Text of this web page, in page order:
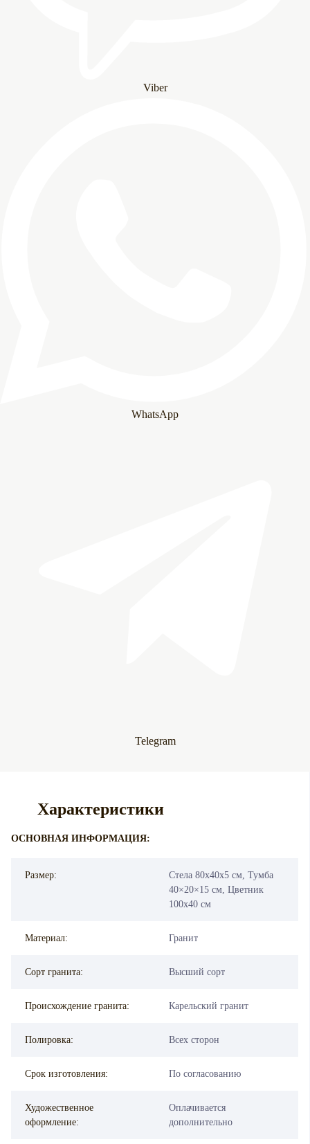
Viber
WhatsApp
Telegram
Характеристики
ОСНОВНАЯ ИНФОРМАЦИЯ:
Размер:
Стела 80х40х5 см, Тумба
40×20×15 см, Цветник
100х40 см
Материал: Гранит
Сорт гранита: Высший сорт
Происхождение гранита: Карельский гранит
Полировка: Всех сторон
Срок изготовления: По согласованию
Художественное
оформление:
Оплачивается
дополнительно